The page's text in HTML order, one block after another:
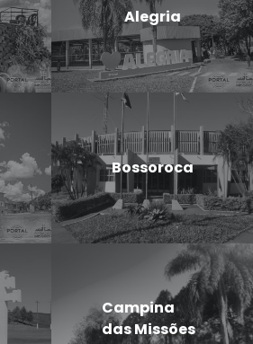
Alegria
Bossoroca
Campina
das Missões